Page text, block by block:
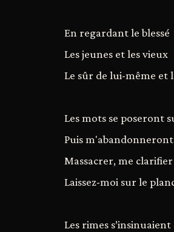
En regardant le blessé
Les jeunes et les vieux
Le sûr de lui-même et
Les mots se poseront
Puis m'abandonneront
Massacrer, me clarifier
Laissez-moi sur le
Les rimes